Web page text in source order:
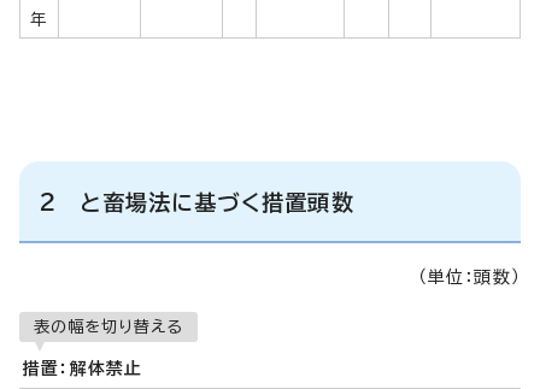
年
2 と畜場法に基づく措置頭数
（単位：頭数）
表の幅を切り替える
措置：解体禁止